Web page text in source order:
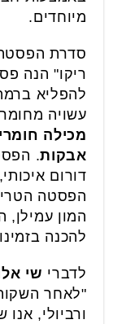
מיוחדים.
סדרת
ריקו" הנה
להפליא
עשויה
מכילה
אבקות
דורום
הפסטה
המון עמילן,
להכנה
לדברי שי
"לאחר
ורביולי,